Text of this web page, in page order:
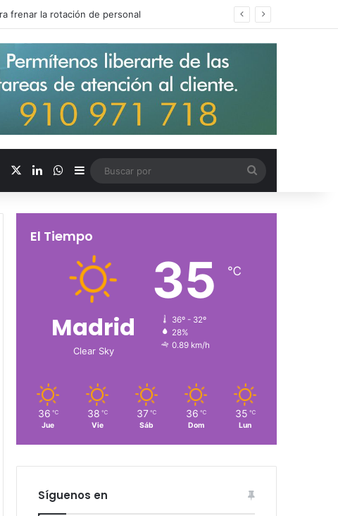
los salarios de entrada un 15%
LinkedInWhatsApp
Barra lateral
por
El Tiempo
Madrid
Clear Sky
35 ℃
36º - 32º
28%
0.89 km/h
36 ℃
Jue
38 ℃
Vie
37 ℃
Sáb
36 ℃
Dom
35 ℃
Lun
Síguenos en